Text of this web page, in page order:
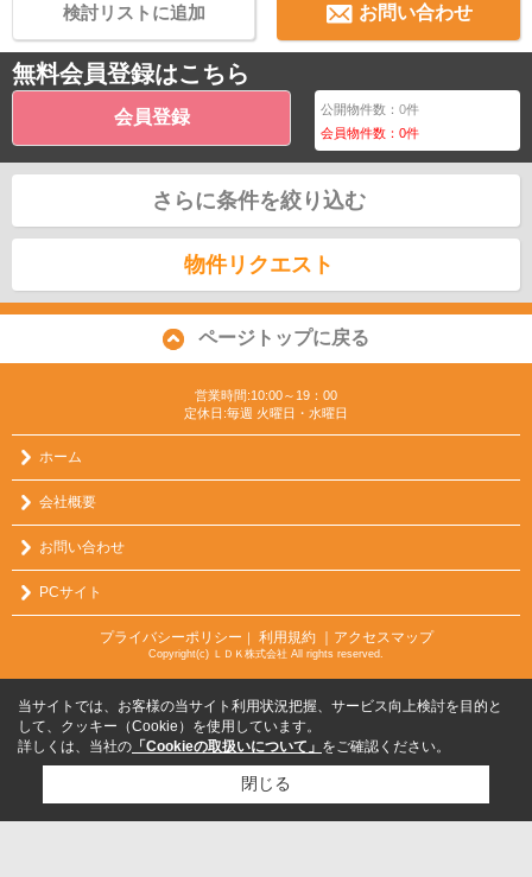
お問い合わせ
検討リストに追加
無料会員登録はこちら
会員登録 公開物件数：0件
会員物件数：0件
さらに条件を絞り込む
物件リクエスト
ページトップに戻る
営業時間:10:00～19：00
定休日:毎週 火曜日・水曜日
ホーム
会社概要
お問い合わせ
PCサイト
プライバシーポリシー ｜ 利用規約 ｜アクセスマップ
Copyright(c) ＬＤＫ株式会社 All rights reserved.
当サイトでは、お客様の当サイト利用状況把握、サービス向上検討を目的と
して、クッキー（Cookie）を使用しています。
詳しくは、当社の 「Cookieの取扱いについて」 をご確認ください。
閉じる